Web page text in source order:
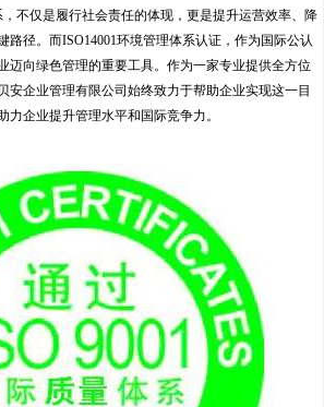
不仅是履行社会责任的体现，更是提升运营效率、降
路径。而ISO14001环境管理体系认证，作为国际公认
迈向绿色管理的重要工具。作为一家专业提供全方位
安企业管理有限公司始终致力于帮助企业实现这一目
力企业提升管理水平和国际竞争力。